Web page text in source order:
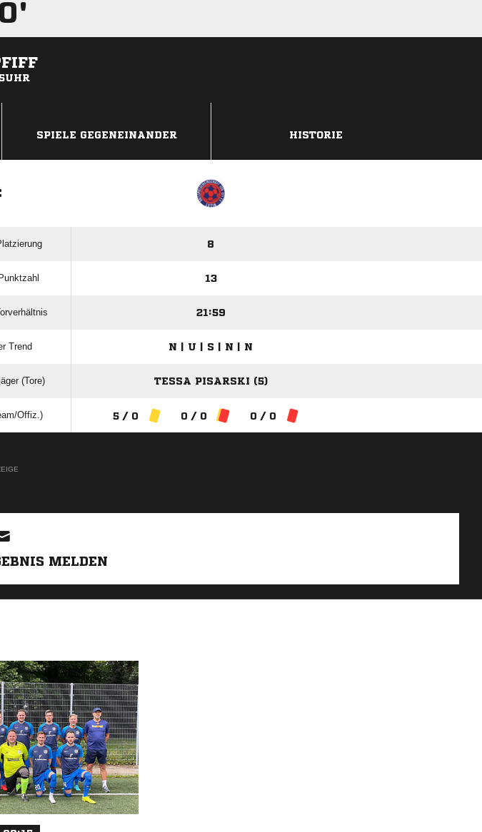
SPIELE GEGENEINANDER HISTORIE
8
13
21:59
Trend N | U | S | N | N
(Tore) TESSA PISARSKI (5)
Offiz.) 5 / 0 0 / 0 0 / 0
MELDEN